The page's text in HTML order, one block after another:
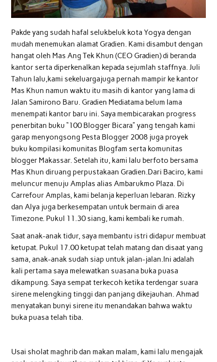
Pakde yang sudah hafal selukbeluk kota Yogya dengan
mudah menemukan alamat Gradien. Kami disambut dengan
hangat oleh Mas Ang Tek Khun (CEO Gradien) di beranda
kantor serta diperkenalkan kepada sejumlah staffnya. Juli
Tahun lalu,kami sekeluargajuga pernah mampir ke kantor
Mas Khun namun waktu itu masih di kantor yang lama di
Jalan Samirono Baru. Gradien Mediatama belum lama
menempati kantor baru ini. Saya membicarakan progress
penerbitan buku “100 Blogger Bicara” yang tengah kami
garap menyongsong Pesta Blogger 2008 juga proyek
buku kompilasi komunitas Blogfam serta komunitas
blogger Makassar. Setelah itu, kami lalu berfoto bersama
Mas Khun diruang perpustakaan Gradien.Dari Baciro, kami
meluncur menuju Amplas alias Ambarukmo Plaza. Di
Carrefour Amplas, kami belanja keperluan lebaran. Rizky
dan Alya juga berkesempatan untuk bermain di area
Timezone. Pukul 11.30 siang, kami kembali ke rumah.
Saat anak-anak tidur, saya membantu istri didapur membuat
ketupat. Pukul 17.00 ketupat telah matang dan disaat yang
sama, anak-anak sudah siap untuk jalan-jalan.Ini adalah
kali pertama saya melewatkan suasana buka puasa
dikampung. Saya sempat terkecoh ketika terdengar suara
sirene melengking tinggi dan panjang dikejauhan. Ahmad
menyatakan bunyi sirene itu menandakan bahwa waktu
buka puasa telah tiba.
Usai sholat maghrib dan makan malam, kami lalu mengajak